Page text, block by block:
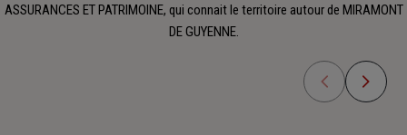
ASSURANCES ET PATRIMOINE, qui connait le territoire autour de MIRAMONT
DE GUYENNE.